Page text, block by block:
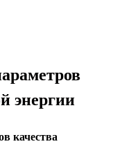
энергии
качества